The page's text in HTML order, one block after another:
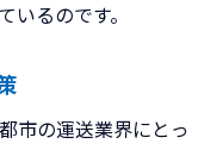
るのです。
市の運送業界にとっ